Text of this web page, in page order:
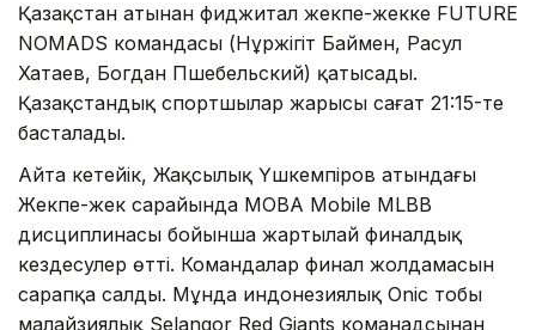
Қазақстан атынан фиджитал жекпе-жекке FUTURE
NOMADS командасы (Нұржігіт Баймен, Расул
Хатаев, Богдан Пшебельский) қатысады.
Қазақстандық спортшылар жарысы сағат 21:15-те
басталады.
Айта кетейік, Жақсылық Үшкемпіров атындағы
Жекпе-жек сарайында MOBA Mobile MLBB
дисциплинасы бойынша жартылай финалдық
кездесулер өтті. Командалар финал жолдамасын
сарапқа салды. Мұнда индонезиялық Onic тобы
малайзиялық Selangor Red Giants команадсынан